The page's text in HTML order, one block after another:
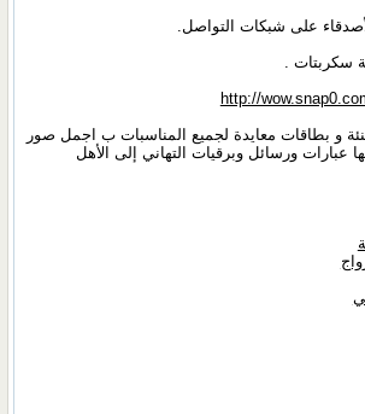
على شبكات التواصل.
سكربتات .
http://
و بطاقات معايدة لجميع المناسبات ب اجمل صور
عبارات ورسائل وبرقيات التهاني إلى الأهل